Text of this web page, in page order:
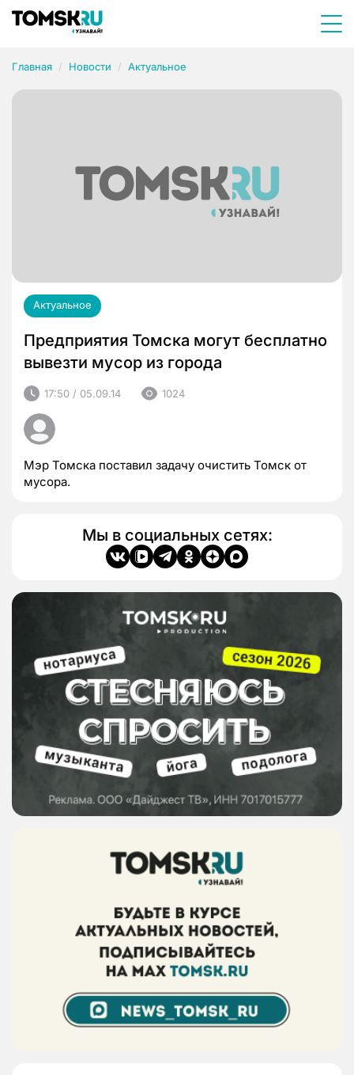
Главная Новости Актуальное
Актуальное
Предприятия Томска могут бесплатно
вывезти мусор из города
17:50 / 05.09.14 1024
Мэр Томска поставил задачу очистить Томск от
мусора.
Мы в социальных сетях: